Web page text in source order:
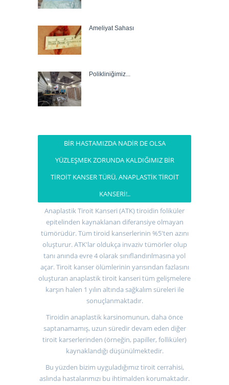
Ameliyat Sahası
Polikliniğimiz...
BIR HASTAMIZDA NADIR DE OLSA
YÜZLEŞMEK ZORUNDA KALDIĞIMIZ BIR
TIROIT KANSER TÜRÜ, ANAPLASTIK TIROIT
KANSERI!..
Anaplastik Tiroit Kanseri (ATK) tiroidin foliküler
epitelinden kaynaklanan diferansiye olmayan
tümörüdür. Tüm tiroid kanserlerinin %5'ten azını
oluşturur. ATK'lar oldukça invaziv tümörler olup
tanı anında evre 4 olarak sınıflandırılmasına yol
açar. Tiroit kanser ölümlerinin yarısından fazlasını
oluşturan anaplastik tiroit kanseri tüm gelişmelere
karşın halen 1 yılın altında sağkalım süreleri ile
sonuçlanmaktadır.
Tiroidin anaplastik karsinomunun, daha önce
saptanamamış, uzun süredir devam eden diğer
tiroit karserlerinden (örneğin, papiller, folliküler)
kaynaklandığı düşünülmektedir.
Bu yüzden bizim uyguladığımız tiroit cerrahisi,
aslında hastalarımızı bu ihtimalden korumaktadır.